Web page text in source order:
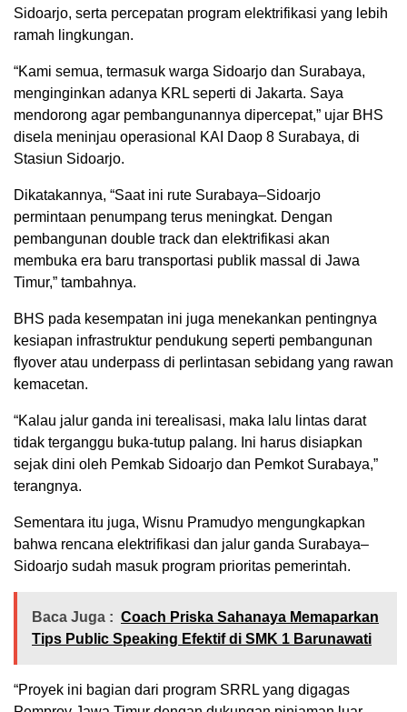
Sidoarjo, serta percepatan program elektrifikasi yang lebih
ramah lingkungan.
‎“Kami semua, termasuk warga Sidoarjo dan Surabaya,
menginginkan adanya KRL seperti di Jakarta. Saya
mendorong agar pembangunannya dipercepat,” ujar BHS
disela meninjau operasional KAI Daop 8 Surabaya, di
Stasiun Sidoarjo.
Dikatakannya, “Saat ini rute Surabaya–Sidoarjo
permintaan penumpang terus meningkat. Dengan
pembangunan double track dan elektrifikasi akan
membuka era baru transportasi publik massal di Jawa
Timur,” tambahnya.
BHS pada kesempatan ini juga menekankan pentingnya
kesiapan infrastruktur pendukung seperti pembangunan
flyover atau underpass di perlintasan sebidang yang rawan
kemacetan.‎
“Kalau jalur ganda ini terealisasi, maka lalu lintas darat
tidak terganggu buka-tutup palang. Ini harus disiapkan
sejak dini oleh Pemkab Sidoarjo dan Pemkot Surabaya,”
terangnya.‎
Sementara itu juga, Wisnu Pramudyo mengungkapkan
bahwa rencana elektrifikasi dan jalur ganda Surabaya–
Sidoarjo sudah masuk program prioritas pemerintah.
Baca Juga : Coach Priska Sahanaya Memaparkan
Tips Public Speaking Efektif di SMK 1 Barunawati
“Proyek ini bagian dari program SRRL yang digagas